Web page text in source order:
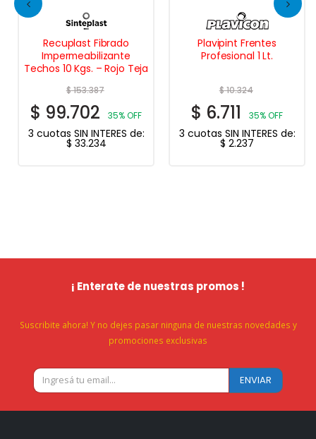
Recuplast Fibrado
Impermeabilizante
Techos 10 Kgs. – Rojo Teja
$153.387
$ 99.702 35% OFF
3 cuotas SIN INTERES de:
$ 33.234
Plavipint Frentes
Profesional 1 Lt.
$10.324
$ 6.711 35% OFF
3 cuotas SIN INTERES de:
$ 2.237
¡ Enterate de nuestras promos !
Suscribite ahora! Y no dejes pasar ninguna de nuestras novedades y
promociones exclusivas